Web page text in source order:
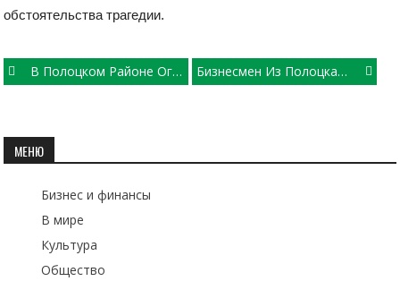
обстоятельства трагедии.
PostВ Полоцком Районе Ограбили Банк Бизнесмен Из Полоцка Не Уплатил Налог И Получил Уголовное Дело
МЕНЮ
Бизнес и финансы
В мире
Культура
Общество